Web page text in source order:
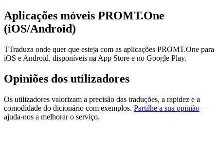
Aplicações móveis PROMT.One
(iOS/Android)
TTraduza onde quer que esteja com as aplicações PROMT.One para
iOS e Android, disponíveis na App Store e no Google Play.
Opiniões dos utilizadores
Os utilizadores valorizam a precisão das traduções, a rapidez e a
comodidade do dicionário com exemplos. Partilhe a sua opinião —
ajuda-nos a melhorar o serviço.